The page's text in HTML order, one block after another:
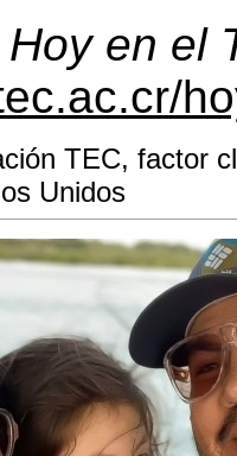
Hoy en el
TEC, factor
Unidos